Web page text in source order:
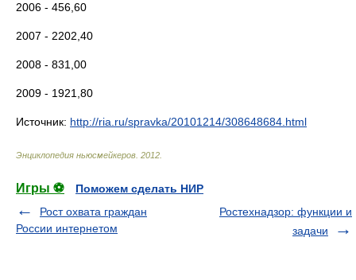
2006 - 456,60
2007 - 2202,40
2008 - 831,00
2009 - 1921,80
Источник: http://ria.ru/spravka/20101214/308648684.html
Энциклопедия ньюсмейкеров 2012
Игры ⚽
Поможем сделать НИР
Рост охвата граждан
России интернетом
Ростехнадзор: функции и
задачи